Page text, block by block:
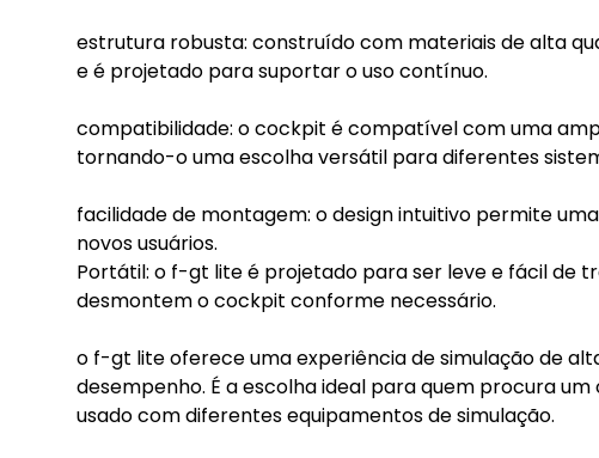
estrutura robusta: construído com materiais de alta
e é projetado para suportar o uso contínuo.
compatibilidade: o cockpit é compatível com uma
tornando-o uma escolha versátil para diferentes
facilidade de montagem: o design intuitivo permite
novos usuários.
Portátil: o f-gt lite é projetado para ser leve e fácil de
desmontem o cockpit conforme necessário.
o f-gt lite oferece uma experiência de simulação de
desempenho. É a escolha ideal para quem procura
usado com diferentes equipamentos de simulação.